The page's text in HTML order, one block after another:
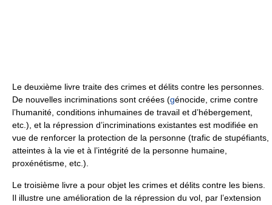
Le deuxième livre traite des crimes et délits contre les personnes.
De nouvelles incriminations sont créées (génocide, crime contre
l’humanité, conditions inhumaines de travail et d’hébergement,
etc.), et la répression d’incriminations existantes est modifiée en
vue de renforcer la protection de la personne (trafic de stupéfiants,
atteintes à la vie et à l’intégrité de la personne humaine,
proxénétisme, etc.).
Le troisième livre a pour objet les crimes et délits contre les biens.
Il illustre une amélioration de la répression du vol, par l’extension